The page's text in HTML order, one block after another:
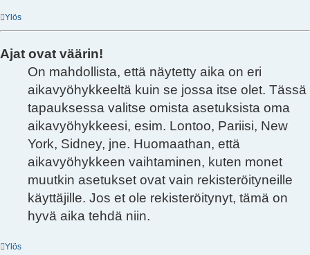
Ylös
Ajat ovat väärin!
On mahdollista, että näytetty aika on eri
aikavyöhykkeeltä kuin se jossa itse olet. Tässä
tapauksessa valitse omista asetuksista oma
aikavyöhykkeesi, esim. Lontoo, Pariisi, New
York, Sidney, jne. Huomaathan, että
aikavyöhykkeen vaihtaminen, kuten monet
muutkin asetukset ovat vain rekisteröityneille
käyttäjille. Jos et ole rekisteröitynyt, tämä on
hyvä aika tehdä niin.
Ylös